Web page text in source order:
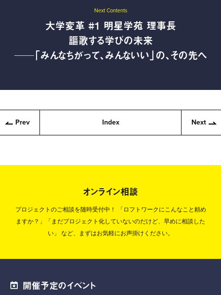
Next Contents
大学変革 #1 明星学苑 理事長
謳歌する学びの未来
──「みんなちがって、みんないい」の、その先へ
Prev Index Next
オンライン相談
プロジェクトのご相談を随時受付中！
「ロフトワークにこんなこと頼め
ますか？」「まだプロジェクト化していないのだけど、早めに相談した
い」
など、まずはお気軽にお声掛けください。
開催予定のイベント